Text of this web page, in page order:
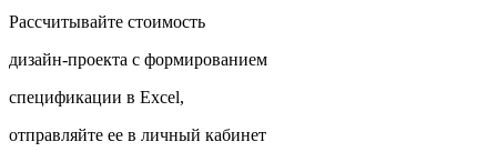
Рассчитывайте стоимость
дизайн-проекта с формированием
спецификации в Excel,
отправляйте ее в личный кабинет